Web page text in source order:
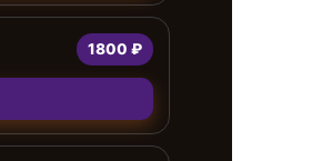
1800 ₽